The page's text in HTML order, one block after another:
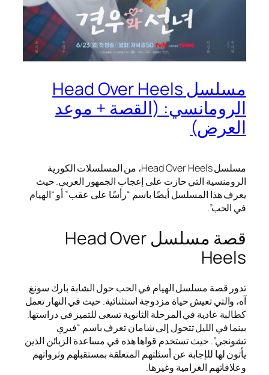
مسلسل Head Over Heels
الرومانسي: (القصة + موعد
العرض)
مسلسل Head Over Heels، من المسلسلات الكورية
الرومنسية التي حازت على إعجاب الجمهور العربي. حيث
يعرف هذا المسلسل أيضًا باسم “رأسًا على عقب” أو “الهيام
في الحب”.
قصة مسلسل Head Over
Heels
تدور قصة مسلسل الهيام في الحب حول الشابة بارك سونغ
آه، والتي تعيش حياة مزدوجة استثنائية. حيث في النهار تعمل
كطالبة عادية في المرحلة الثانوية تسعى للتميز في دراستها.
بينما في الليل تتحول إلى شامان تعرف باسم “فيري
تشونجي”. حيث تستخدم قواها هذه في مساعدة الزبائن الذين
يأتون لها للإجابة عن أسئلتهم المتعلقة بمستقبلهم وثرواتهم
وعلاقاتهم الغرامية وغيرها.